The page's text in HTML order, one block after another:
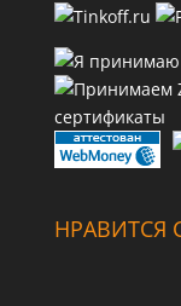
сертификаты
НРАВИТСЯ